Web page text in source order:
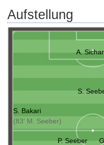
Aufstellung
A.
S.
S. Bakari
(83' M. Seeber)
P. Seeber